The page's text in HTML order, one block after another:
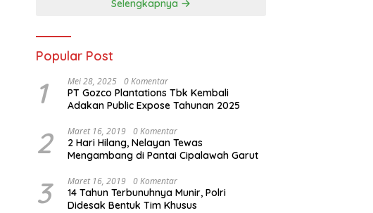
Prabowo-Gibran
Selengkapnya
Popular Post
1 Mei 28, 2025 0 Komentar
PT Gozco Plantations Tbk Kembali
Adakan Public Expose Tahunan 2025
2 Maret 16, 2019 0 Komentar
2 Hari Hilang, Nelayan Tewas
Mengambang di Pantai Cipalawah Garut
3 Maret 16, 2019 0 Komentar
14 Tahun Terbunuhnya Munir, Polri
Didesak Bentuk Tim Khusus